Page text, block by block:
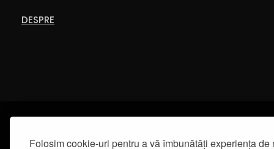
Folosim cookie-uri pentru a vă îmbunătăți experiența de
DESPRE